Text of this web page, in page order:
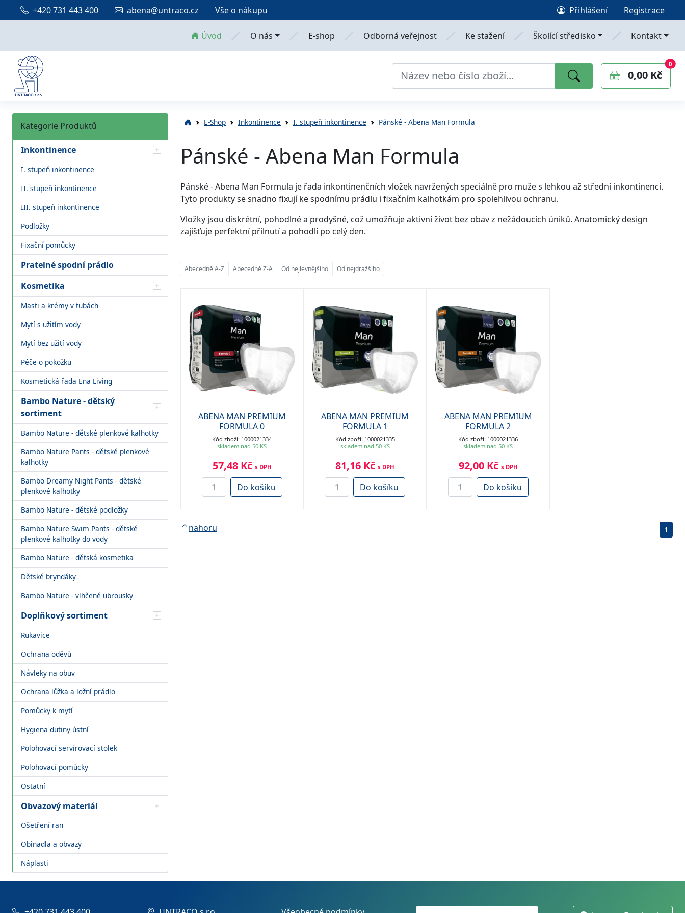
+420 731 443 400 abena@untraco.cz Vše o nákupu Přihlášení Registrace
Úvod O nás E-shop Odborná veřejnost Ke stažení Školící středisko Kontakt
0,00 Kč
0
0
Kategorie Produktů
Inkontinence
I. stupeň inkontinence
II. stupeň inkontinence
III. stupeň inkontinence
Podložky
Fixační pomůcky
Pratelné spodní prádlo
Kosmetika
Masti a krémy v tubách
Mytí s užitím vody
Mytí bez užití vody
Péče o pokožku
Kosmetická řada Ena Living
Bambo Nature - dětský
sortiment
Bambo Nature - dětské plenkové kalhotky
Bambo Nature Pants - dětské plenkové
kalhotky
Bambo Dreamy Night Pants - dětské
plenkové kalhotky
Bambo Nature - dětské podložky
Bambo Nature Swim Pants - dětské
plenkové kalhotky do vody
Bambo Nature - dětská kosmetika
Dětské bryndáky
Bambo Nature - vlhčené ubrousky
Doplňkový sortiment
Rukavice
Ochrana oděvů
Návleky na obuv
Ochrana lůžka a ložní prádlo
Pomůcky k mytí
Hygiena dutiny ústní
Polohovací servírovací stolek
Polohovací pomůcky
Ostatní
Obvazový materiál
Ošetření ran
Obinadla a obvazy
Náplasti
E-Shop Inkontinence I. stupeň inkontinence Pánské - Abena Man Formula
Pánské - Abena Man Formula
Pánské - Abena Man Formula je řada inkontinenčních vložek navržených speciálně pro muže s lehkou až střední inkontinencí.
Tyto produkty se snadno fixují ke spodnímu prádlu i fixačním kalhotkám pro spolehlivou ochranu.
Vložky jsou diskrétní, pohodlné a prodyšné, což umožňuje aktivní život bez obav z nežádoucích úniků. Anatomický design
zajišťuje perfektní přilnutí a pohodlí po celý den.
Abecedně A-Z Abecedně Z-A Od nejlevnějšího Od nejdražšího
ABENA MAN PREMIUM
FORMULA 0
Kód zboží: 1000021334
skladem nad 50 KS
57,48 Kč s DPH
Do košíku
ABENA MAN PREMIUM
FORMULA 1
Kód zboží: 1000021335
skladem nad 50 KS
81,16 Kčs DPH
Do košíku
ABENA MAN PREMIUM
FORMULA 2
Kód zboží: 1000021336
skladem nad 50 KS
92,00 Kč s DPH
Do košíku
nahoru 1